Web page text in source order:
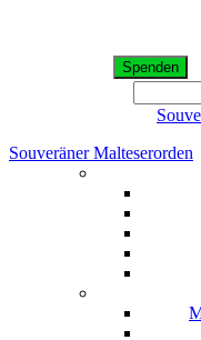
Spenden
Souveräner Malteserorden